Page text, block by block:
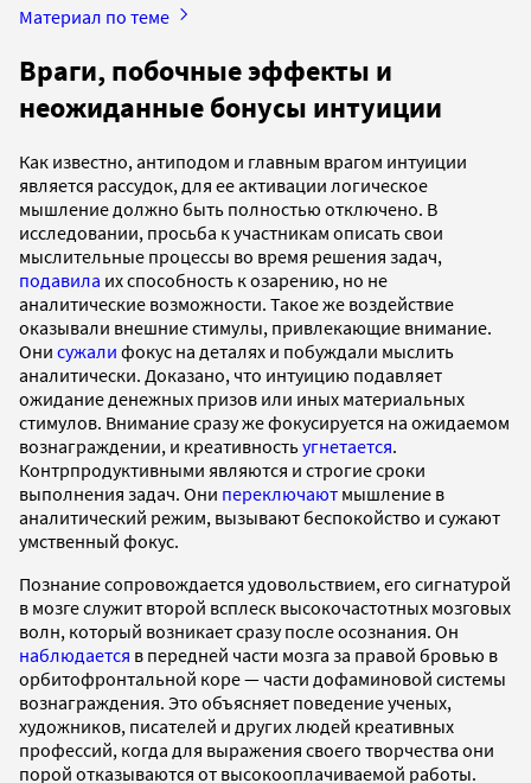
Материал по теме
Враги, побочные эффекты и
неожиданные бонусы интуиции
Как известно, антиподом и главным врагом интуиции
является рассудок, для ее активации логическое
мышление должно быть полностью отключено. В
исследовании, просьба к участникам описать свои
мыслительные процессы во время решения задач,
подавила их способность к озарению, но не
аналитические возможности. Такое же воздействие
оказывали внешние стимулы, привлекающие внимание.
Они сужали фокус на деталях и побуждали мыслить
аналитически. Доказано, что интуицию подавляет
ожидание денежных призов или иных материальных
стимулов. Внимание сразу же фокусируется на ожидаемом
вознаграждении, и креативностьугнетается.
Контрпродуктивными являются и строгие сроки
выполнения задач. Они переключают мышление в
аналитический режим, вызывают беспокойство и сужают
умственный фокус.
Познание сопровождается удовольствием, его сигнатурой
в мозге служит второй всплеск высокочастотных мозговых
волн, который возникает сразу после осознания. Он
наблюдается в передней части мозга за правой бровью в
орбитофронтальной коре — части дофаминовой системы
вознаграждения. Это объясняет поведение ученых,
художников, писателей и других людей креативных
профессий, когда для выражения своего творчества они
порой отказываются от высокооплачиваемой работы.